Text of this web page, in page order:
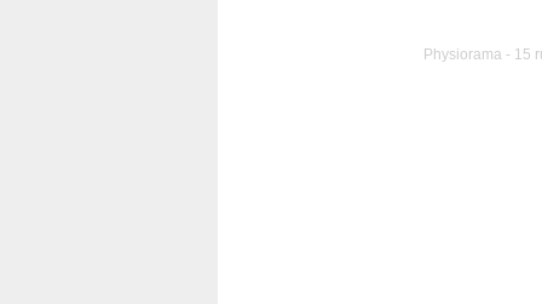
Physiorama - 15